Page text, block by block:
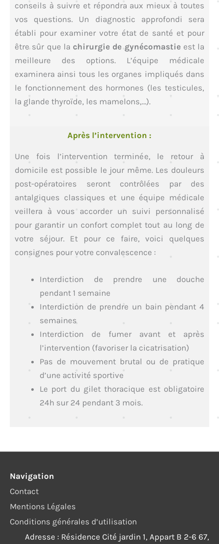
conseils à suivre et répondra aux mieux à toutes
vos questions. Un diagnostic approfondi sera
établi pour examiner votre état de santé et pour
être sûr que la chirurgie de gynécomastie est la
meilleure des options. L’équipe médicale
examinera ainsi tous les organes impliqués dans
le fonctionnement des hormones (les testicules,
la glande thyroïde, les mamelons,…).
Après l’intervention :
Une fois l’intervention terminée, le retour à
domicile est possible le jour même. Les douleurs
post-opératoires seront contrôlées par des
antalgiques classiques et une équipe médicale
veillera à vous accorder un suivi personnalisé
pour garantir un confort complet tout au long de
votre séjour. Et pour ce faire, voici quelques
consignes pour votre convalescence :
Interdiction de prendre une douche
pendant 1 semaine
Interdiction de prendre un bain pendant 4
semaines
Interdiction de fumer avant et après
l’intervention (favoriser la cicatrisation)
Pas de mouvement brutal ou de pratique
d’une activité sportive
Le port du gilet thoracique est obligatoire
24h sur 24 pendant 3 mois.
Navigation
Contact
Mentions Légales
Conditions générales d’utilisation
Adresse : Résidence Cité jardin 1, Appart B 2-6 67,